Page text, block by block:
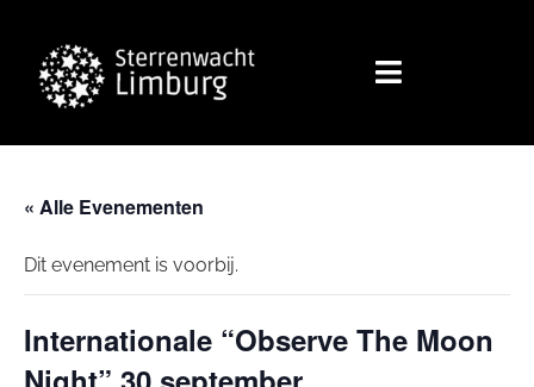
« Alle Evenementen
Dit evenement is voorbij.
Internationale “Observe The Moon